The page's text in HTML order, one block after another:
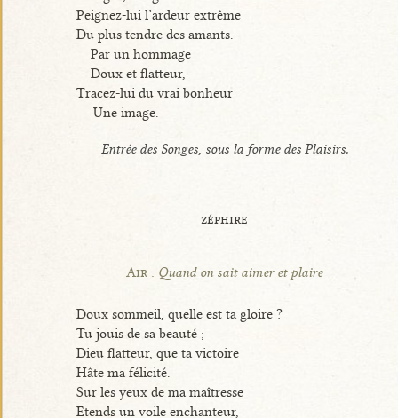
Peignez-lui l’ardeur extrême
Du plus tendre des amants.
Par un hommage
Doux et flatteur,
Tracez-lui du vrai bonheur
Une image.
Entrée des Songes, sous la forme des Plaisirs.
zéphire
Air : Quand on sait aimer et plaire
Doux sommeil, quelle est ta gloire ?
Tu jouis de sa beauté ;
Dieu flatteur, que ta victoire
Hâte ma félicité.
Sur les yeux de ma maîtresse
Étends un voile enchanteur,